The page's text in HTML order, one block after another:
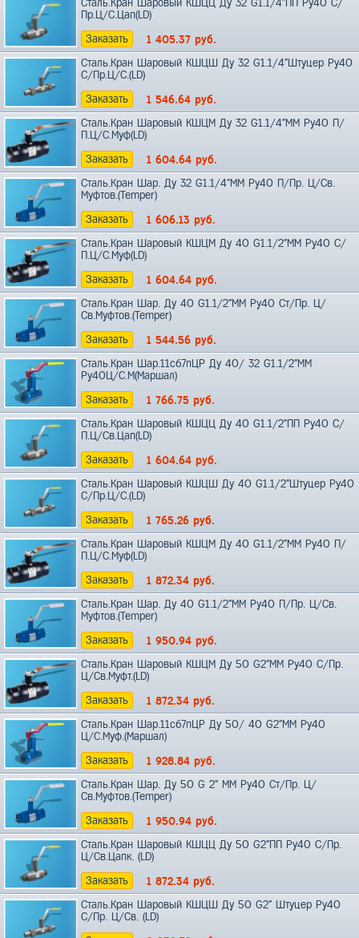
Сталь.Кран Шаровый КШЦЦ Ду 32 G1.1/4"ПП Ру40 С/
Пр.Ц/С.Цап(LD)
Заказать
1 405.37 руб.
Сталь.Кран Шаровый КШЦШ Ду 32 G1.1/4"Штуцер Ру40
С/Пр.Ц/С.(LD)
Заказать
1 546.64 руб.
Сталь.Кран Шаровый КШЦМ Ду 32 G1.1/4"ММ Ру40 П/
П.Ц/С.Муф(LD)
Заказать
1 604.64 руб.
Сталь.Кран Шар. Ду 32 G1.1/4"ММ Ру40 П/Пр. Ц/Св.
Муфтов.(Temper)
Заказать
1 606.13 руб.
Сталь.Кран Шаровый КШЦМ Ду 40 G1.1/2"ММ Ру40 С/
П.Ц/С.Муф(LD)
Заказать
1 604.64 руб.
Сталь.Кран Шар. Ду 40 G1.1/2"ММ Ру40 Ст/Пр. Ц/
Св.Муфтов.(Temper)
Заказать
1 544.56 руб.
Сталь.Кран Шар.11с67пЦР Ду 40/ 32 G1.1/2"ММ
Ру40Ц/C.М(Маршал)
Заказать
1 766.75 руб.
Сталь.Кран Шаровый КШЦЦ Ду 40 G1.1/2"ПП Ру40 С/
П.Ц/Св.Цап(LD)
Заказать
1 604.64 руб.
Сталь.Кран Шаровый КШЦШ Ду 40 G1.1/2"Штуцер Ру40
С/Пр.Ц/С.(LD)
Заказать
1 765.26 руб.
Сталь.Кран Шаровый КШЦМ Ду 40 G1.1/2"ММ Ру40 П/
П.Ц/С.Муф(LD)
Заказать
1 872.34 руб.
Сталь.Кран Шар. Ду 40 G1.1/2"ММ Ру40 П/Пр. Ц/Св.
Муфтов.(Temper)
Заказать
1 950.94 руб.
Сталь.Кран Шаровый КШЦМ Ду 50 G2"ММ Ру40 С/Пр.
Ц/Св.Муфт.(LD)
Заказать
1 872.34 руб.
Сталь.Кран Шар.11с67пЦР Ду 50/ 40 G2"ММ Ру40
Ц/C.Муф.(Маршал)
Заказать
1 928.84 руб.
Сталь.Кран Шар. Ду 50 G 2" ММ Ру40 Ст/Пр. Ц/
Св.Муфтов.(Temper)
Заказать
1 950.94 руб.
Сталь.Кран Шаровый КШЦЦ Ду 50 G2"ПП Ру40 С/Пр.
Ц/Св.Цапк. (LD)
Заказать
1 872.34 руб.
Сталь.Кран Шаровый КШЦШ Ду 50 G2" Штуцер Ру40
С/Пр. Ц/Св. (LD)